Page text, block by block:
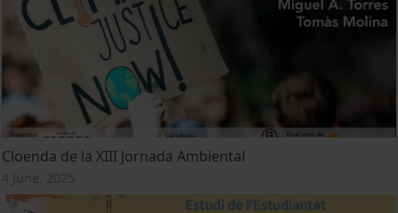
Cloenda de la XIII Jornada Ambiental
4 June, 2025